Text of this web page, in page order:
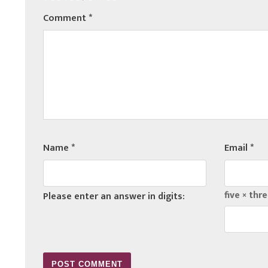
Comment*
Name* Email*
Please enter an answer in digits: five ×